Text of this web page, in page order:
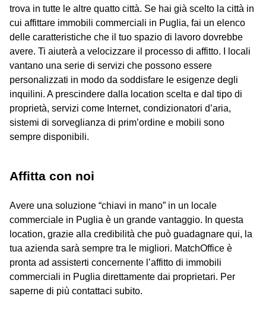
trova in tutte le altre quatto città. Se hai già scelto la città in
cui affittare immobili commerciali in Puglia, fai un elenco
delle caratteristiche che il tuo spazio di lavoro dovrebbe
avere. Ti aiuterà a velocizzare il processo di affitto. I locali
vantano una serie di servizi che possono essere
personalizzati in modo da soddisfare le esigenze degli
inquilini. A prescindere dalla location scelta e dal tipo di
proprietà, servizi come Internet, condizionatori d’aria,
sistemi di sorveglianza di prim’ordine e mobili sono
sempre disponibili.
Affitta con noi
Avere una soluzione “chiavi in mano” in un locale
commerciale in Puglia è un grande vantaggio. In questa
location, grazie alla credibilità che può guadagnare qui, la
tua azienda sarà sempre tra le migliori. MatchOffice è
pronta ad assisterti concernente l’affitto di immobili
commerciali in Puglia direttamente dai proprietari. Per
saperne di più contattaci subito.